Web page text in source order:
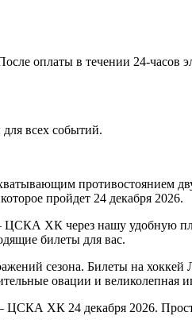
оплаты в течении 24-часов
всех событий.
противостоянием
пройдет 24 декабря 2026.
ЦСКА ХК через нашу удобную
билеты для вас.
сезона. Билеты на
овации и великолепная
ХК 24 декабря 2026.